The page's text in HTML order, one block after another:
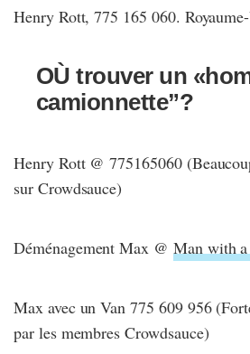
Henry Rott, 775 165 060.
OÙ trouver un
camionnette”?
Henry Rott @ 775165060
sur Crowdsauce)
Déménagement Max @ Man with
Max avec un Van 775 609 956
par les membres Crowdsauce)